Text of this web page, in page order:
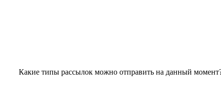
Какие типы рассылок можно отправить на данный